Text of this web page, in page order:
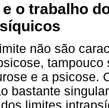
e o trabalho
não são
e a psicose.
bastante
limites